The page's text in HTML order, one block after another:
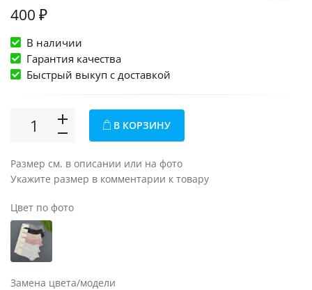
400 ₽
В наличии
Гарантия качества
Быстрый выкуп c доставкой
В КОРЗИНУ
Размер см. в описании или на фото
Укажите размер в комментарии к товару
Цвет по фото
Замена цвета/модели